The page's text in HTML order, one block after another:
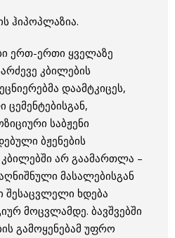
ჰიპოპლაზია.
ერთ-ერთი ყველაზე
კბილების
დაამტკიცეს,
საბჟენი
ბჟენების
კბილებში არ გაამართლა –
მასალებისგან
შესაცვლელი ხდება
მოცვლამდე. ბავშვებში
გამოყენებამ უფრო